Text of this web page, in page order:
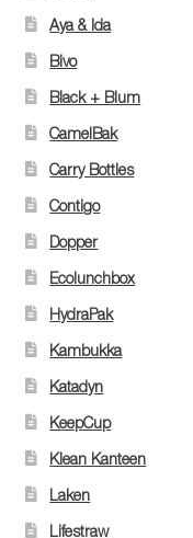
Aya & Ida
Bivo
Black + Blum
CamelBak
Carry Bottles
Contigo
Dopper
Ecolunchbox
HydraPak
Kambukka
Katadyn
KeepCup
Klean Kanteen
Laken
Lifestraw